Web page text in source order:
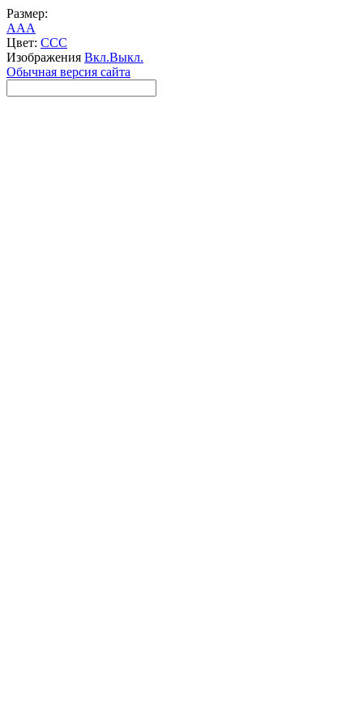
Размер:
AAA
Цвет: CCC
Изображения Вкл.Выкл.
Обычная версия сайта